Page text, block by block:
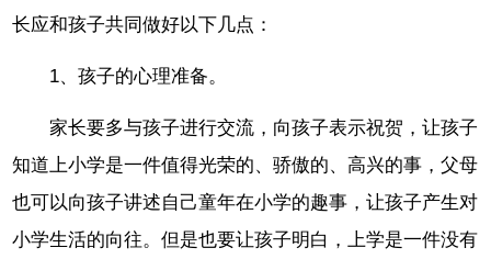
长应和孩子共同做好以下几点：
1、孩子的心理准备。
家长要多与孩子进行交流，向孩子表示祝贺，让孩子
知道上小学是一件值得光荣的、骄傲的、高兴的事，父母
也可以向孩子讲述自己童年在小学的趣事，让孩子产生对
小学生活的向往。但是也要让孩子明白，上学是一件没有